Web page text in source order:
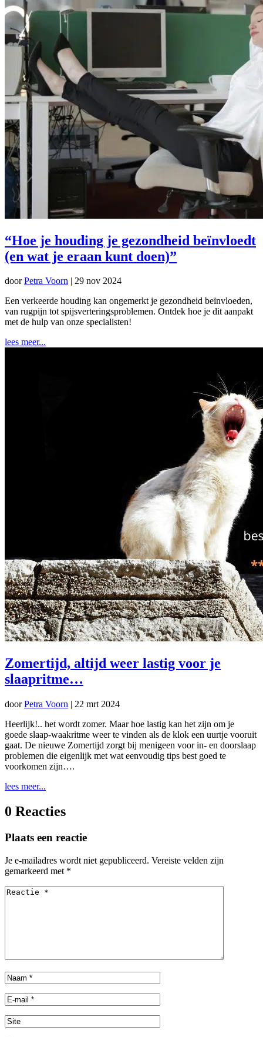
“Hoe je houding je gezondheid beïnvloedt
(en wat je eraan kunt doen)”
doorPetra Voorn | 29 nov 2024
Een verkeerde houding kan ongemerkt je gezondheid beïnvloeden,
van rugpijn tot spijsverteringsproblemen. Ontdek hoe je dit aanpakt
met de hulp van onze specialisten!
lees meer...
Zomertijd, altijd weer lastig voor je
slaapritme…
doorPetra Voorn | 22 mrt 2024
Heerlijk!.. het wordt zomer. Maar hoe lastig kan het zijn om je
goede slaap-waakritme weer te vinden als de klok een uurtje vooruit
gaat. De nieuwe Zomertijd zorgt bij menigeen voor in- en doorslaap
problemen die eigenlijk met wat eenvoudig tips best goed te
voorkomen zijn….
lees meer...
0 Reacties
Plaats een reactie
Je e-mailadres wordt niet gepubliceerd. Vereiste velden zijn
gemarkeerd met *